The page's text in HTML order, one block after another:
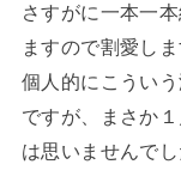
さすがに一本一
ますので割愛し
個人的にこうい
ですが、まさか
は思いませんでし